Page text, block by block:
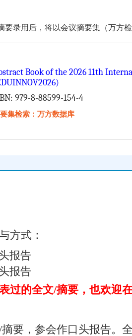
录用后，将以会议摘要集（万方检
Book of the 2026 11th
979-8-88599-154-4
集检索：万方数据库
方式：
报告
报告
过的全文/摘要，也欢迎
要，参会作口头报告。